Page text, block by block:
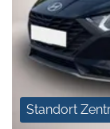
Standort